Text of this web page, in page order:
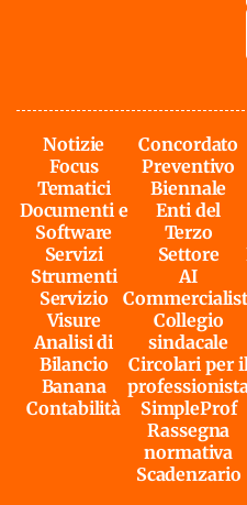
Notizie
Focus
Tematici
Documenti e
Software
Servizi
Strumenti
Servizio
Visure
Analisi di
Bilancio
Banana
Contabilità
Concordato
Preventivo
Biennale
Enti del
Terzo
Settore
AI
Collegio
sindacale
Circolari per
SimpleProf
Rassegna
normativa
Scadenzario